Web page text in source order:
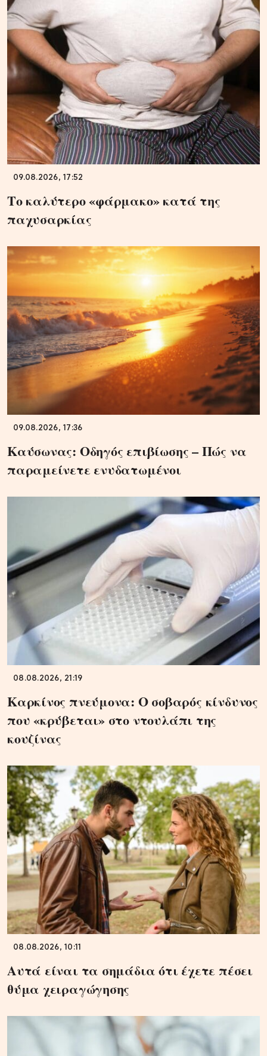
09.08.2026, 17:52
Το καλύτερο «φάρμακο» κατά της
παχυσαρκίας
09.08.2026, 17:36
Καύσωνας: Οδηγός επιβίωσης – Πώς να
παραμείνετε ενυδατωμένοι
08.08.2026, 21:19
Καρκίνος πνεύμονα: Ο σοβαρός κίνδυνος
που «κρύβεται» στο ντουλάπι της
κουζίνας
08.08.2026, 10:11
Αυτά είναι τα σημάδια ότι έχετε πέσει
θύμα χειραγώγησης